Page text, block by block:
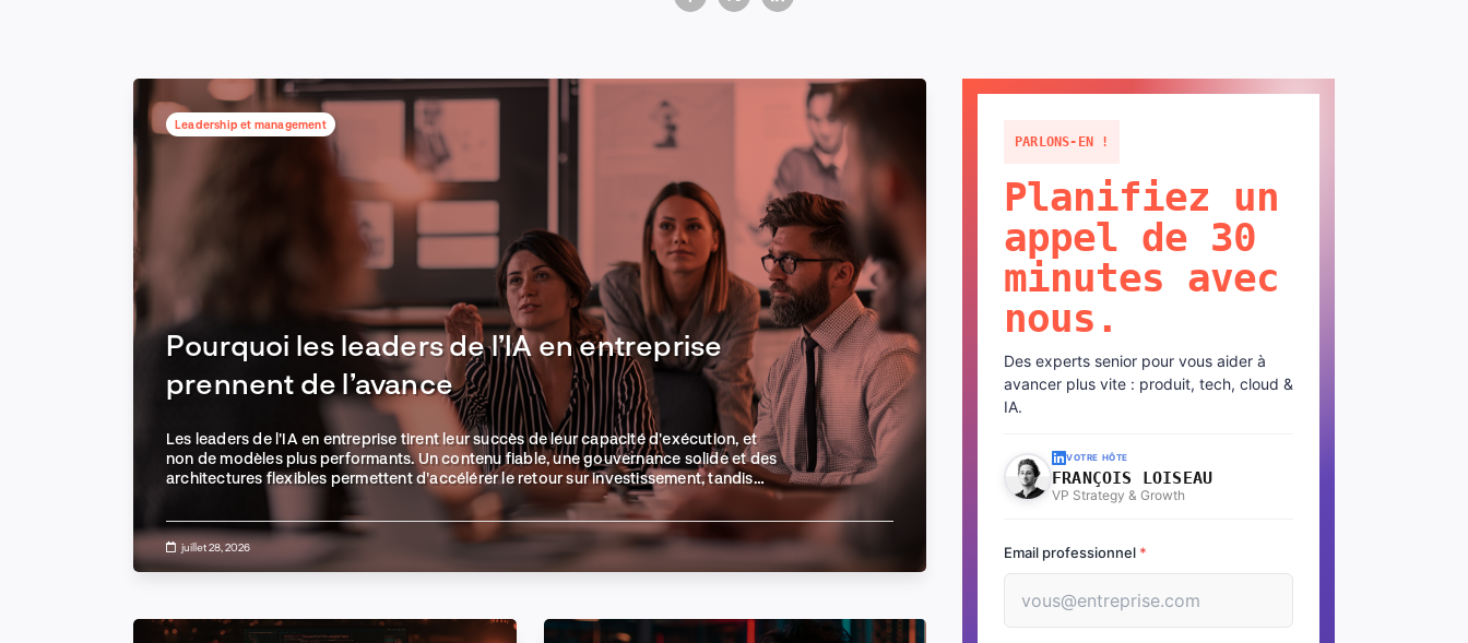
Marketing et croissance digitale
Recherche et conception produit
Tendances sectorielles
EN
FR
Leadership et management
Pourquoi les leaders de l’IA en entreprise
prennent de l’avance
Les leaders de l'IA en entreprise tirent leur succès de leur capacité d'exécution, et
non de modèles plus performants. Un contenu fiable, une gouvernance solide et des
architectures flexibles permettent d'accélérer le retour sur investissement, tandis
que la fragmentation des données et un manque de rigueur opérationnelle limitent
les résultats. Pour bénéficier d'un avantage durable en matière d'IA, il est désormais
essentiel de poser les bonnes bases.
juillet 28, 2026
PARLONS-EN !
Planifiez un
appel de 30
minutes avec
nous.
Des experts senior pour vous aider à
avancer plus vite : produit, tech, cloud &
IA.
VOTRE HÔTE
FRANÇOIS LOISEAU
VP Strategy & Growth
Email professionnel *